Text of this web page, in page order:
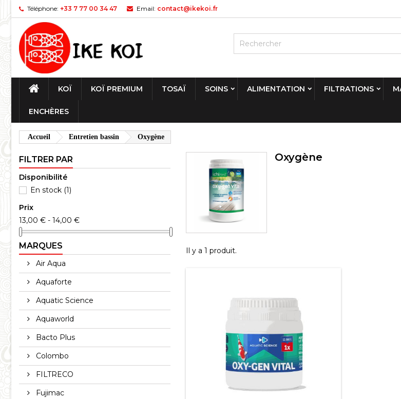
Téléphone: +33 7 77 00 34 47 Email: contact@ikekoi.fr
KOÏ KOÏ PREMIUM TOSAÏ SOINS ALIMENTATION FILTRATIONS
ENCHÈRES
Accueil Entretien bassin Oxygène
FILTRER PAR
Disponibilité
En stock (1)
Prix
13,00 € - 14,00 €
MARQUES
Air Aqua
Aquaforte
Aquatic Science
Aquaworld
Bacto Plus
Colombo
FILTRECO
Fujimac
Oxygène
Il y a 1 produit.